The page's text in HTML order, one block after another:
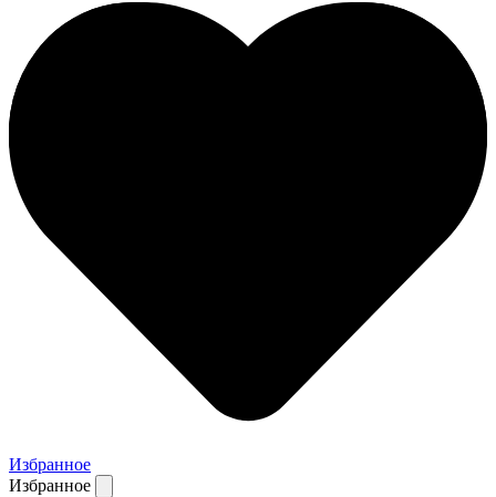
Избранное
Избранное